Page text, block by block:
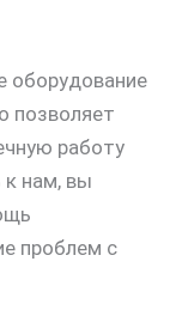
оборудование
позволяет
работу
нам, вы
проблем с